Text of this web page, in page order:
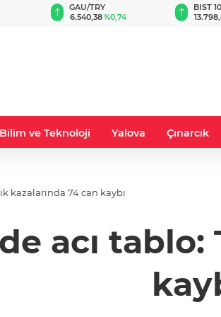
BIST 100
13.798,82%0,70
USD
Bilim ve Teknoloji Yalova Çınarcık
kazalarında 74 can kaybı
acı tablo: